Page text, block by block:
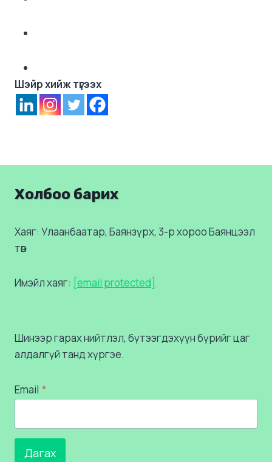
Шэйр хийж түгээх
Холбоо барих
Хаяг: Улаанбаатар, Баянзүрх, 3-р хороо Баянцээл
төв
Имэйл хаяг: [email protected]
Шинээр гарах нийтлэл, бүтээгдэхүүн бүрийг цаг
алдалгүй танд хүргэе.
Email *
Дагах